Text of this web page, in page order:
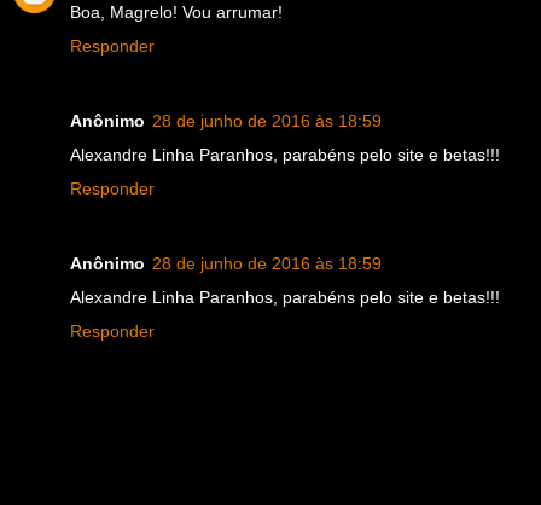
Boa, Magrelo! Vou arrumar!
Responder
Anônimo 28 de junho de 2016 às 18:59
Alexandre Linha Paranhos, parabéns pelo site e betas!!!
Responder
Anônimo 28 de junho de 2016 às 18:59
Alexandre Linha Paranhos, parabéns pelo site e betas!!!
Responder